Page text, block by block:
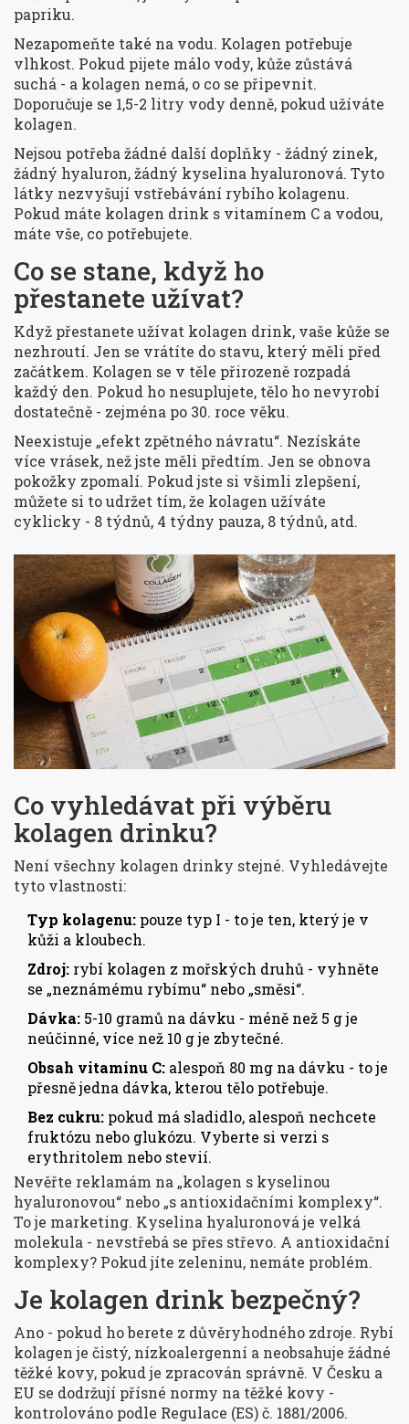
papriku.
Nezapomeňte také na vodu. Kolagen potřebuje
vlhkost. Pokud pijete málo vody, kůže zůstává
suchá - a kolagen nemá, o co se připevnit.
Doporučuje se 1,5-2 litry vody denně, pokud užíváte
kolagen.
Nejsou potřeba žádné další doplňky - žádný zinek,
žádný hyaluron, žádný kyselina hyaluronová. Tyto
látky nezvyšují vstřebávání rybího kolagenu.
Pokud máte kolagen drink s vitamínem C a vodou,
máte vše, co potřebujete.
Co se stane, když ho
přestanete užívat?
Když přestanete užívat kolagen drink, vaše kůže se
nezhroutí. Jen se vrátíte do stavu, který měli před
začátkem. Kolagen se v těle přirozeně rozpadá
každý den. Pokud ho nesuplujete, tělo ho nevyrobí
dostatečně - zejména po 30. roce věku.
Neexistuje „efekt zpětného návratu“. Nezískáte
více vrásek, než jste měli předtím. Jen se obnova
pokožky zpomalí. Pokud jste si všimli zlepšení,
můžete si to udržet tím, že kolagen užíváte
cyklicky - 8 týdnů, 4 týdny pauza, 8 týdnů, atd.
Co vyhledávat při výběru
kolagen drinku?
Není všechny kolagen drinky stejné. Vyhledávejte
tyto vlastnosti:
Typ kolagenu: pouze typ I - to je ten, který je v
kůži a kloubech.
Zdroj: rybí kolagen z mořských druhů - vyhněte
se „neznámému rybímu“ nebo „směsi“.
Dávka: 5-10 gramů na dávku - méně než 5 g je
neúčinné, více než 10 g je zbytečné.
Obsah vitamínu C: alespoň 80 mg na dávku - to je
přesně jedna dávka, kterou tělo potřebuje.
Bez cukru: pokud má sladidlo, alespoň nechcete
fruktózu nebo glukózu. Vyberte si verzi s
erythritolem nebo stevií.
Nevěřte reklamám na „kolagen s kyselinou
hyaluronovou“ nebo „s antioxidačními komplexy“.
To je marketing. Kyselina hyaluronová je velká
molekula - nevstřebá se přes střevo. A antioxidační
komplexy? Pokud jíte zeleninu, nemáte problém.
Je kolagen drink bezpečný?
Ano - pokud ho berete z důvěryhodného zdroje. Rybí
kolagen je čistý, nízkoalergenní a neobsahuje žádné
těžké kovy, pokud je zpracován správně. V Česku a
EU se dodržují přísné normy na těžké kovy -
kontrolováno podle Regulace (ES) č. 1881/2006.